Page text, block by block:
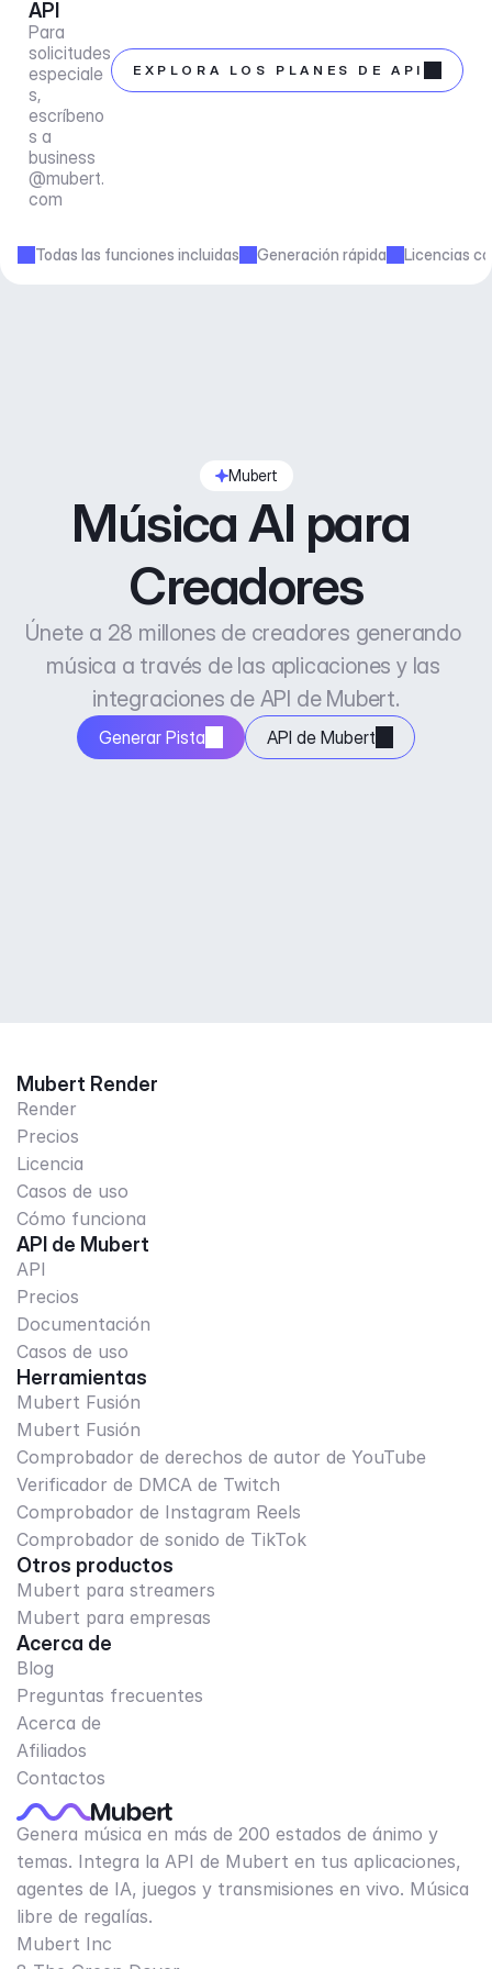
API
Para
solicitudes
especiale
s,
escríbeno
business
@mubert.
com
EXPLORA LOS PLANES DE API
Todas las funciones incluidas Generación rápida Licencias
Mubert
Música AI para
Creadores
Únete a 28 millones de creadores generando
música a través de las aplicaciones y las
integraciones de API de Mubert.
Generar Pista API de Mubert
Mubert Render
Render
Precios
Licencia
Casos de uso
Cómo funciona
API de Mubert
API
Precios
Documentación
Casos de uso
Herramientas
Mubert Fusión
Mubert Fusión
Comprobador de derechos de autor de YouTube
Verificador de DMCA de Twitch
Comprobador de Instagram Reels
Comprobador de sonido de TikTok
Otros productos
Mubert para streamers
Mubert para empresas
Acerca de
Blog
Preguntas frecuentes
Acerca de
Afiliados
Contactos
Genera música en más de 200 estados de ánimo y
temas. Integra la API de Mubert en tus aplicaciones,
agentes de IA, juegos y transmisiones en vivo. Música
libre de regalías.
Mubert Inc